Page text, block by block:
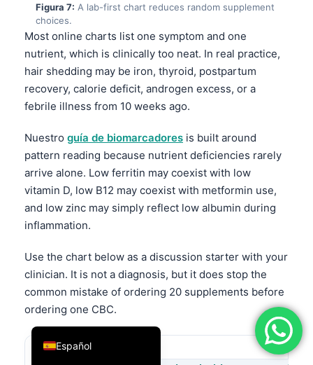
Figura 7: A lab-first chart reduces random supplement
choices.
Most online charts list one symptom and one
nutrient, which is clinically too neat. In real practice,
hair shedding may be iron, thyroid, postpartum
recovery, calorie deficit, androgen excess, or a
febrile illness from 10 weeks ago.
Nuestro guía de biomarcadores is built around
pattern reading because nutrient deficiencies rarely
arrive alone. Low ferritin may coexist with low
vitamin D, low B12 may coexist with metformin use,
and low zinc may simply reflect low albumin during
inflammation.
Use the chart below as a discussion starter with your
clinician. It is not a diagnosis, but it does stop the
common mistake of ordering 20 supplements before
ordering one CBC.
Fatigue or low stamina
Español
Deutsch
العربية
Français
עִבְרִית
Italiano
Português
Ελληνικά
Türkçe
Română
简体中文
فارسی
Dansk